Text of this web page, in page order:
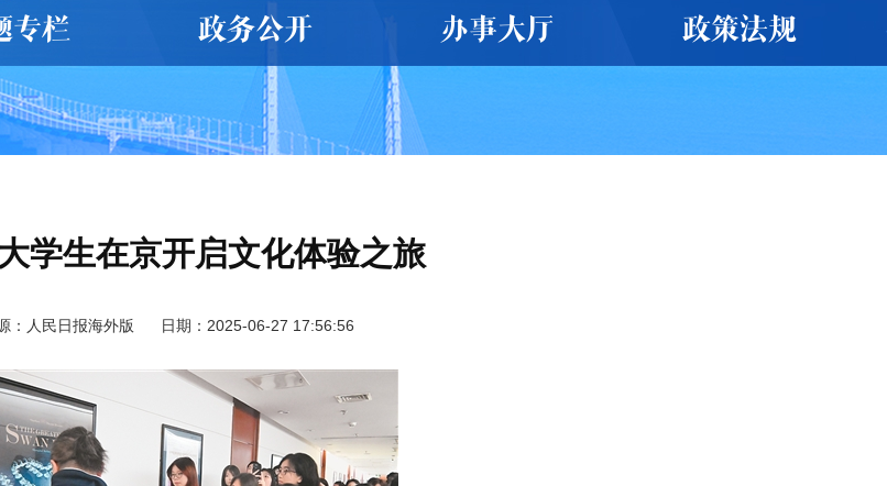
专栏 政务公开 办事大厅 政策法规
学生在京开启文化体验之旅
：人民日报海外版 日期：2025-06-27 17:56:56